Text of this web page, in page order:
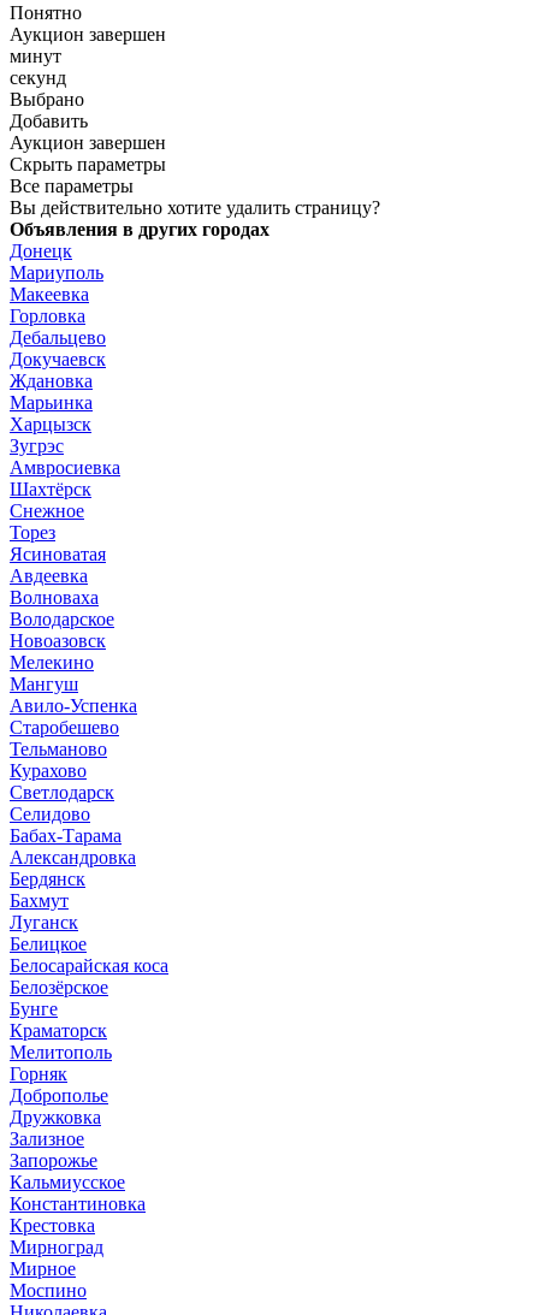
Понятно
Аукцион завершен
минут
секунд
Выбрано
Добавить
Аукцион завершен
Скрыть параметры
Все параметры
Вы действительно хотите удалить страницу?
Объявления в других городах
Донецк
Мариуполь
Макеевка
Горловка
Дебальцево
Докучаевск
Ждановка
Марьинка
Харцызск
Зугрэс
Амвросиевка
Шахтёрск
Снежное
Торез
Ясиноватая
Авдеевка
Волноваха
Володарское
Новоазовск
Мелекино
Мангуш
Авило-Успенка
Старобешево
Тельманово
Курахово
Светлодарск
Селидово
Бабах-Тарама
Александровка
Бердянск
Бахмут
Луганск
Белицкое
Белосарайская коса
Белозёрское
Бунге
Краматорск
Мелитополь
Горняк
Доброполье
Дружковка
Зализное
Запорожье
Кальмиусское
Константиновка
Крестовка
Мирноград
Мирное
Моспино